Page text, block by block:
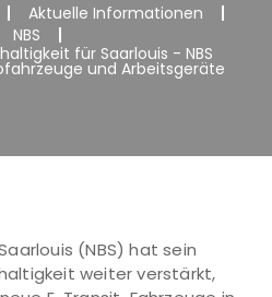
Aktuelle Informationen
NBS
für Saarlouis - NBS
und Arbeitsgeräte
(NBS) hat sein
weiter verstärkt,